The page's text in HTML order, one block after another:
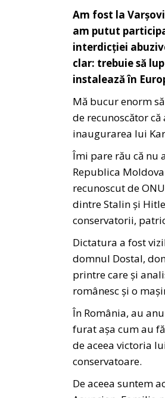
Am fost la
am putut
interdicției
clar: trebuie să
instalează în
Mă bucur enorm
de recunoscător
inaugurarea lui
Îmi pare rău că nu
Republica
recunoscut de
dintre Stalin și
conservatorii,
Dictatura a fost
domnul Dostal,
printre care și
românesc și o
În România, au
furat așa cum au
de aceea victoria
conservatoare.
De aceea suntem